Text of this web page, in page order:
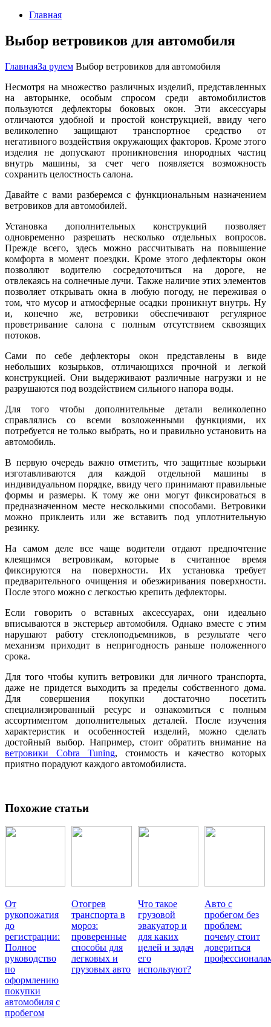
Главная
Выбор ветровиков для автомобиля
ГлавнаяЗа рулем Выбор ветровиков для автомобиля
Несмотря на множество различных изделий, представленных
на авторынке, особым спросом среди автомобилистов
пользуются дефлекторы боковых окон. Эти аксессуары
отличаются удобной и простой конструкцией, ввиду чего
великолепно защищают транспортное средство от
негативного воздействия окружающих факторов. Кроме этого
изделия не допускают проникновения инородных частиц
внутрь машины, за счет чего появляется возможность
сохранить целостность салона.
Давайте с вами разберемся с функциональным назначением
ветровиков для автомобилей.
Установка дополнительных конструкций позволяет
одновременно разрешать несколько отдельных вопросов.
Прежде всего, здесь можно рассчитывать на повышение
комфорта в момент поездки. Кроме этого дефлекторы окон
позволяют водителю сосредоточиться на дороге, не
отвлекаясь на солнечные лучи. Также наличие этих элементов
позволяет открывать окна в любую погоду, не переживая о
том, что мусор и атмосферные осадки проникнут внутрь. Ну
и, конечно же, ветровики обеспечивают регулярное
проветривание салона с полным отсутствием сквозящих
потоков.
Сами по себе дефлекторы окон представлены в виде
небольших козырьков, отличающихся прочной и легкой
конструкцией. Они выдерживают различные нагрузки и не
разрушаются под воздействием сильного напора воды.
Для того чтобы дополнительные детали великолепно
справлялись со всеми возложенными функциями, их
потребуется не только выбрать, но и правильно установить на
автомобиль.
В первую очередь важно отметить, что защитные козырьки
изготавливаются для каждой отдельной машины в
индивидуальном порядке, ввиду чего принимают правильные
формы и размеры. К тому же они могут фиксироваться в
предназначенном месте несколькими способами. Ветровики
можно приклеить или же вставить под уплотнительную
резинку.
На самом деле все чаще водители отдают предпочтение
клеящимся ветровикам, которые в считанное время
фиксируются на поверхности. Их установка требует
предварительного очищения и обезжиривания поверхности.
После этого можно с легкостью крепить дефлекторы.
Если говорить о вставных аксессуарах, они идеально
вписываются в экстерьер автомобиля. Однако вместе с этим
нарушают работу стеклоподъемников, в результате чего
механизм приходит в непригодность раньше положенного
срока.
Для того чтобы купить ветровики для личного транспорта,
даже не придется выходить за пределы собственного дома.
Для совершения покупки достаточно посетить
специализированный ресурс и ознакомиться с полным
ассортиментом дополнительных деталей. После изучения
характеристик и особенностей изделий, можно сделать
достойный выбор. Например, стоит обратить внимание на
ветровики Cobra Tuning, стоимость и качество которых
приятно порадуют каждого автомобилиста.
Похожие статьи
От
рукопожатия
до
регистрации:
Полное
руководство
по
оформлению
покупки
автомобиля с
пробегом
Отогрев
транспорта в
мороз:
проверенные
способы для
легковых и
грузовых авто
Что такое
грузовой
эвакуатор и
для каких
целей и задач
его
используют?
Авто с
пробегом без
проблем:
почему стоит
довериться